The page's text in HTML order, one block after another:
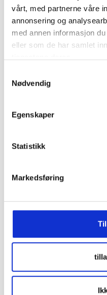
vårt, med partnerne våre
annonsering og
med annen informasjon
eller som de har samlet
Nødvendig
Egenskaper
Statistikk
Markedsføring
Compass
Compass 2017-2020 (Type
Compass 2020->> (Type II,
Grand Cherokee
Grand Cherokee
Grand Cherokee
Renegade